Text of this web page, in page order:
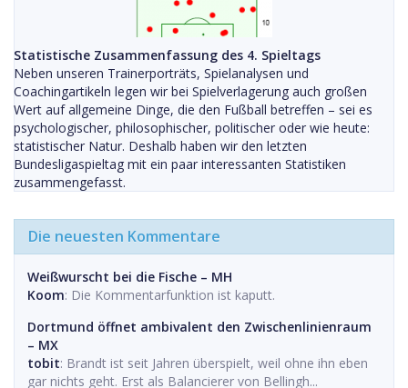
Statistische Zusammenfassung des 4. Spieltags
Neben unseren Trainerporträts, Spielanalysen und
Coachingartikeln legen wir bei Spielverlagerung auch großen
Wert auf allgemeine Dinge, die den Fußball betreffen – sei es
psychologischer, philosophischer, politischer oder wie heute:
statistischer Natur. Deshalb haben wir den letzten
Bundesligaspieltag mit ein paar interessanten Statistiken
zusammengefasst.
Die neuesten Kommentare
Weißwurscht bei die Fische – MH
Koom: Die Kommentarfunktion ist kaputt.
Dortmund öffnet ambivalent den Zwischenlinienraum
– MX
tobit: Brandt ist seit Jahren überspielt, weil ohne ihn eben
gar nichts geht. Erst als Balancierer von Bellingh...